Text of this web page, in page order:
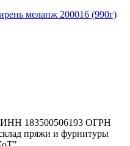
ИНН 183500506193 ОГРН
пряжи и фурнитуры